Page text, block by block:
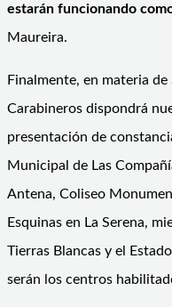
estarán funcionando
Maureira.
Finalmente, en materia
Carabineros dispondrá
presentación de
Municipal de Las
Antena, Coliseo
Esquinas en La Serena,
Tierras Blancas y el
serán los centros